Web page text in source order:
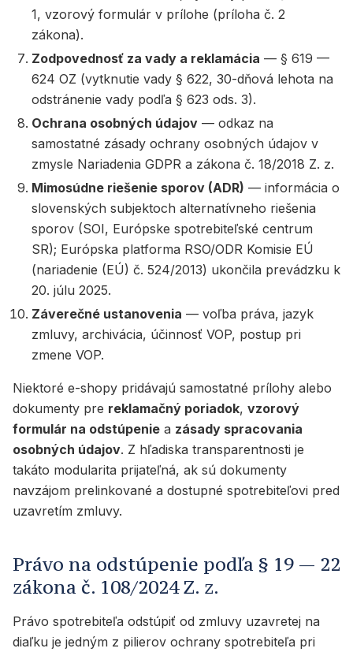
1, vzorový formulár v prílohe (príloha č. 2
zákona).
Zodpovednosť za vady a reklamácia — § 619 —
624 OZ (vytknutie vady § 622, 30-dňová lehota na
odstránenie vady podľa § 623 ods. 3).
Ochrana osobných údajov — odkaz na
samostatné zásady ochrany osobných údajov v
zmysle Nariadenia GDPR a zákona č. 18/2018 Z. z.
Mimosúdne riešenie sporov (ADR) — informácia o
slovenských subjektoch alternatívneho riešenia
sporov (SOI, Európske spotrebiteľské centrum
SR); Európska platforma RSO/ODR Komisie EÚ
(nariadenie (EÚ) č. 524/2013) ukončila prevádzku k
20. júlu 2025.
Záverečné ustanovenia — voľba práva, jazyk
zmluvy, archivácia, účinnosť VOP, postup pri
zmene VOP.
Niektoré e-shopy pridávajú samostatné prílohy alebo
dokumenty pre reklamačný poriadok, vzorový
formulár na odstúpenie a zásady spracovania
osobných údajov. Z hľadiska transparentnosti je
takáto modularita prijateľná, ak sú dokumenty
navzájom prelinkované a dostupné spotrebiteľovi pred
uzavretím zmluvy.
Právo na odstúpenie podľa § 19 — 22
zákona č. 108/2024 Z. z.
Právo spotrebiteľa odstúpiť od zmluvy uzavretej na
diaľku je jedným z pilierov ochrany spotrebiteľa pri